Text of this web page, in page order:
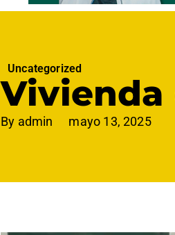
Uncategorized
By admin mayo 13, 2025